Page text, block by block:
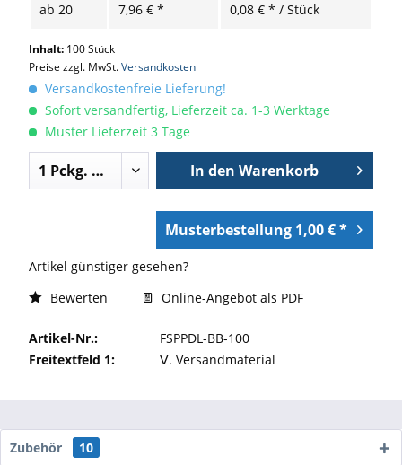
ab 20 7,96 € * 0,08 € * / Stück
Inhalt: 100 Stück
Preise zzgl. MwSt.Versandkosten
Versandkostenfreie Lieferung!
Sofort versandfertig, Lieferzeit ca. 1-3 Werktage
Muster Lieferzeit 3 Tage
In den Warenkorb
Musterbestellung 1,00 € *
Artikel günstiger gesehen?
Bewerten
Online-Angebot als PDF
Artikel-Nr.:
FSPPDL-BB-100
Freitextfeld 1:
Ⅴ. Versandmaterial
Zubehör 10